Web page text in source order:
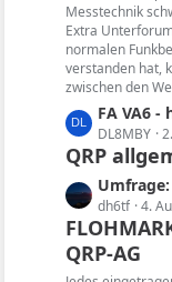
ä
g
e
B
e
i
t
r
ä
g
e
Messtechnik
Extra
normalen
verstanden hat,
zwischen den
L
e
t
z
t
e
B
e
FA VA6 - hat den
DL8MBY
QRP
L
e
t
z
t
dh6tf 4.
QRP-AG